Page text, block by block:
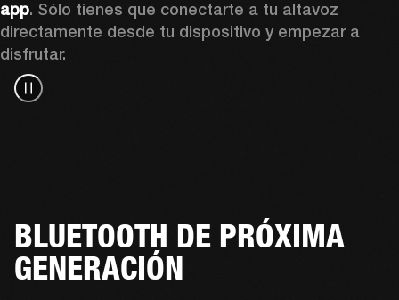
app. Sólo tienes que conectarte a tu altavoz
directamente desde tu dispositivo y empezar a
disfrutar.
BLUETOOTH DE PRÓXIMA
GENERACIÓN